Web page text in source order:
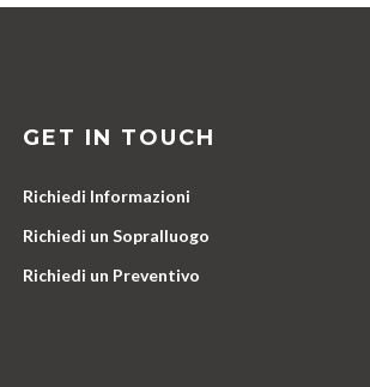
GET IN TOUCH
Richiedi Informazioni
Richiedi un Sopralluogo
Richiedi un Preventivo